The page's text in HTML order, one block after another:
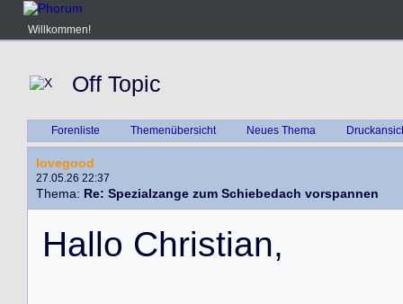
Willkommen!
Off Topic
Forenliste Themenübersicht Neues Thema
lovegood
27.05.26 22:37
Thema: Re: Spezialzange zum Schiebedach vorspannen
Hallo Christian,